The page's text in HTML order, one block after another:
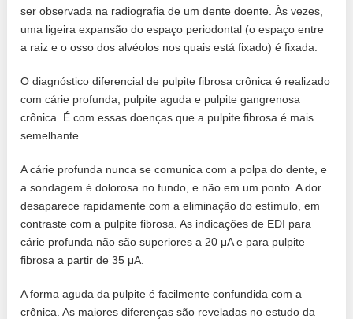
ser observada na radiografia de um dente doente. Às vezes,
uma ligeira expansão do espaço periodontal (o espaço entre
a raiz e o osso dos alvéolos nos quais está fixado) é fixada.
O diagnóstico diferencial de pulpite fibrosa crônica é realizado
com cárie profunda, pulpite aguda e pulpite gangrenosa
crônica. É com essas doenças que a pulpite fibrosa é mais
semelhante.
A cárie profunda nunca se comunica com a polpa do dente, e
a sondagem é dolorosa no fundo, e não em um ponto. A dor
desaparece rapidamente com a eliminação do estímulo, em
contraste com a pulpite fibrosa. As indicações de EDI para
cárie profunda não são superiores a 20 μA e para pulpite
fibrosa a partir de 35 μA.
A forma aguda da pulpite é facilmente confundida com a
crônica. As maiores diferenças são reveladas no estudo da